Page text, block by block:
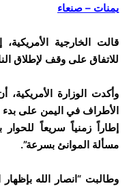
يمنات – صنعاء
قالت الخارجية
للاتفاق على وقف لإطلاق
وأكدت الوزارة
الأطراف في اليمن على بدء
إطاراً زمنياً سريعاً
مسألة الموانئ بسرعة”.
وطالبت “انصار الله بإظهار